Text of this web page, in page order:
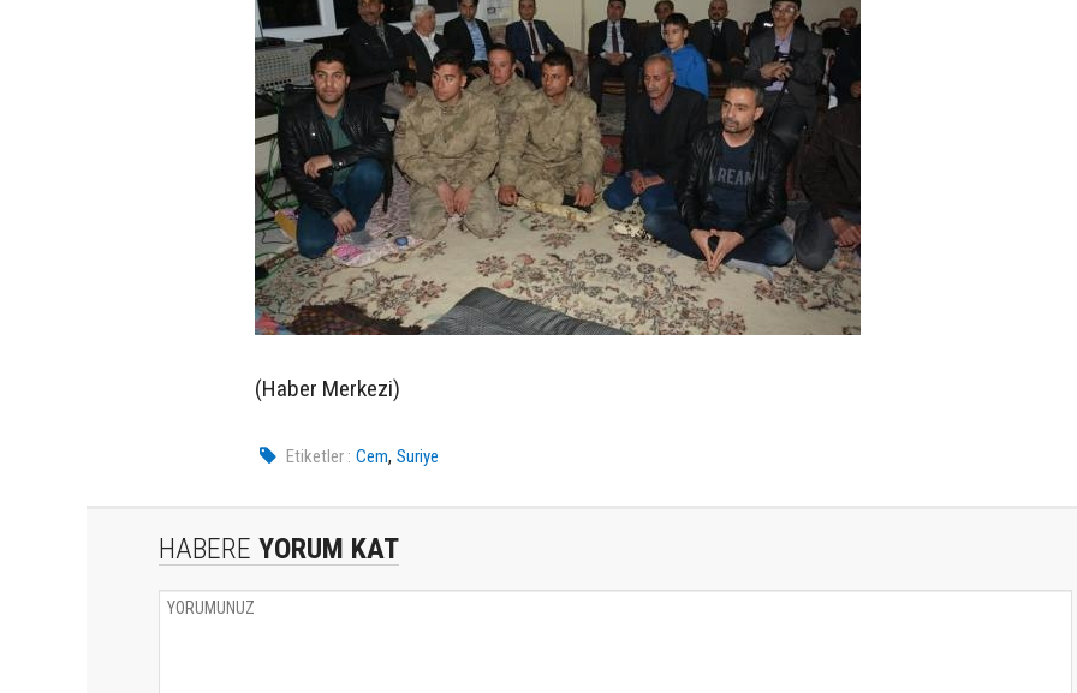
(Haber Merkezi)
Etiketler : Cem,Suriye
HABERE YORUM KAT